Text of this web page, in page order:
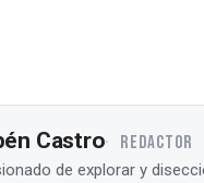
Castro REDACTOR
de explorar y